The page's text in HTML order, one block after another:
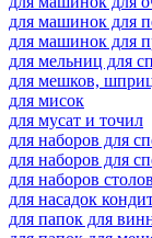
для машинок для
для машинок для
для мельниц для
для мешков,
для мисок
для мусат и точил
для наборов для
для наборов для
для наборов
для насадок
для папок для